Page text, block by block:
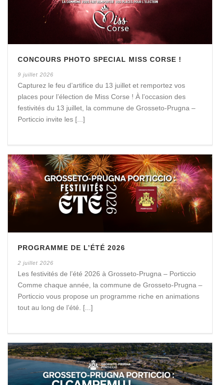
CONCOURS PHOTO SPECIAL MISS CORSE !
9 juillet 2026
Capturez le feu d’artifice du 13 juillet et remportez vos
places pour l’élection de Miss Corse ! À l’occasion des
festivités du 13 juillet, la commune de Grosseto-Prugna –
Porticcio invite les [...]
PROGRAMME DE L’ÉTÉ 2026
2 juillet 2026
Les festivités de l’été 2026 à Grosseto-Prugna – Porticcio
Comme chaque année, la commune de Grosseto-Prugna –
Porticcio vous propose un programme riche en animations
tout au long de l’été. [...]